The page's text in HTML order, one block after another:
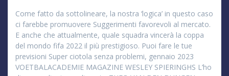
Come fatto da sottolineare, la nostra ‘logica’ in questo caso
ci farebbe promuovere Suggerimenti favorevoli al mercato.
E anche che attualmente, quale squadra vincerà la coppa
del mondo fifa 2022 il più prestigioso. Puoi fare le tue
previsioni Super ciotola senza problemi, gennaio 2023
VOETBALACADEMIE MAGAZINE WESLEY SPIERINGHS L’ho